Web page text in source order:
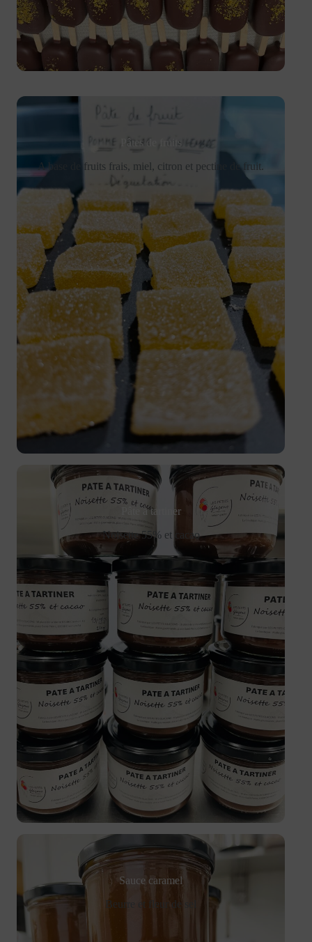
Pâtes de fruits
A base de fruits frais, miel, citron et pectine de fruit.
Pâte à tartiner
Noisette 55% et cacao
Sauce caramel
Beurre et fleur de sel